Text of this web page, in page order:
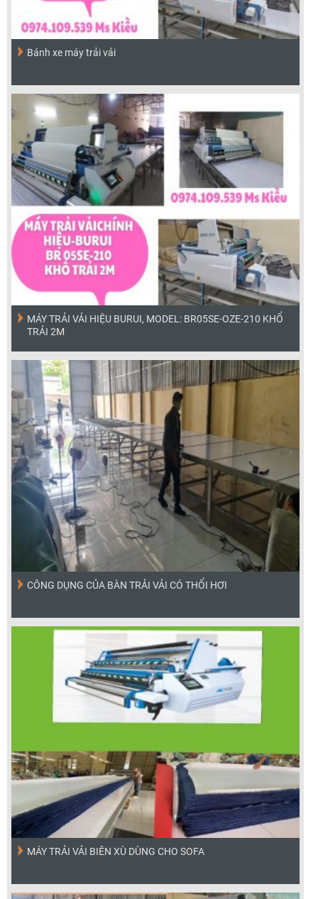
Bánh xe máy trải vải
MÁY TRẢI VẢI HIỆU BURUI, MODEL: BR05SE-OZE-210 KHỔ
TRẢI 2M
CÔNG DỤNG CỦA BÀN TRẢI VẢI CÓ THỔI HƠI
MÁY TRẢI VẢI BIÊN XÙ DÙNG CHO SOFA